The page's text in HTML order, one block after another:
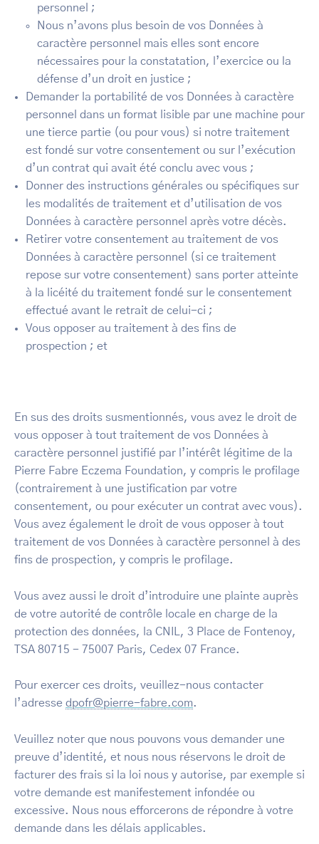
personnel ;
Nous n’avons plus besoin de vos Données à
caractère personnel mais elles sont encore
nécessaires pour la constatation, l’exercice ou la
défense d’un droit en justice ;
Demander la portabilité de vos Données à caractère
personnel dans un format lisible par une machine pour
une tierce partie (ou pour vous) si notre traitement
est fondé sur votre consentement ou sur l’exécution
d’un contrat qui avait été conclu avec vous ;
Donner des instructions générales ou spécifiques sur
les modalités de traitement et d’utilisation de vos
Données à caractère personnel après votre décès.
Retirer votre consentement au traitement de vos
Données à caractère personnel (si ce traitement
repose sur votre consentement) sans porter atteinte
à la licéité du traitement fondé sur le consentement
effectué avant le retrait de celui-ci ;
Vous opposer au traitement à des fins de
prospection ; et
En sus des droits susmentionnés, vous avez le droit de
vous opposer à tout traitement de vos Données à
caractère personnel justifié par l’intérêt légitime de la
Pierre Fabre Eczema Foundation, y compris le profilage
(contrairement à une justification par votre
consentement, ou pour exécuter un contrat avec vous).
Vous avez également le droit de vous opposer à tout
traitement de vos Données à caractère personnel à des
fins de prospection, y compris le profilage.
Vous avez aussi le droit d’introduire une plainte auprès
de votre autorité de contrôle locale en charge de la
protection des données, la CNIL, 3 Place de Fontenoy,
TSA 80715 - 75007 Paris, Cedex 07 France.
Pour exercer ces droits, veuillez-nous contacter
l’adresse dpofr@pierre-fabre.com.
Veuillez noter que nous pouvons vous demander une
preuve d’identité, et nous nous réservons le droit de
facturer des frais si la loi nous y autorise, par exemple si
votre demande est manifestement infondée ou
excessive. Nous nous efforcerons de répondre à votre
demande dans les délais applicables.